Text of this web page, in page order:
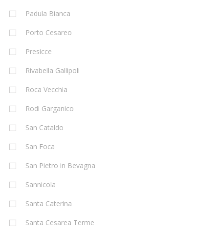
Padula Bianca
Porto Cesareo
Presicce
Rivabella Gallipoli
Roca Vecchia
Rodi Garganico
San Cataldo
San Foca
San Pietro in Bevagna
Sannicola
Santa Caterina
Santa Cesarea Terme